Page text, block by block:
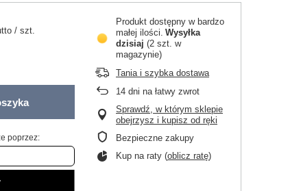
/ szt.
poprzez:
Produkt dostępny w bardzo
małej ilości Wysyłka
dzisiaj (2 szt. w
magazynie)
Tania i szybka dostawa
14 dni na łatwy zwrot
Sprawdź, w którym sklepie
obejrzysz i kupisz od ręki
Bezpieczne zakupy
Kup na raty (oblicz ratę)